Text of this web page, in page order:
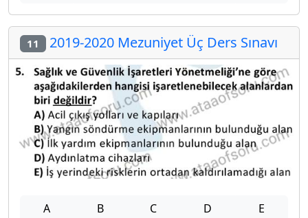
11 2019-2020 Mezuniyet Üç Ders Sınavı
A B C D E